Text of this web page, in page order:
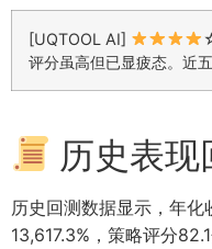
[UQTOOL AI]
评分虽高但已显疲态。近
历史表现
历史回测数据显示，年化
13,617.3%，策略评分